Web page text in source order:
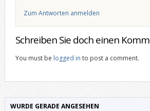
Zum Antworten anmelden
Schreiben Sie doch einen
You must be logged in to post a comment.
WURDE GERADE ANGESEHEN